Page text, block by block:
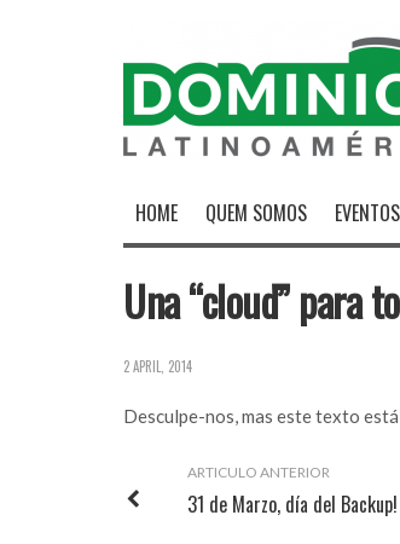
HOME QUEM SOMOS EVENTOS
Una “cloud” para
2 APRIL, 2014
Desculpe-nos, mas este texto
ARTICULO ANTERIOR
31 de Marzo, día del Backup!